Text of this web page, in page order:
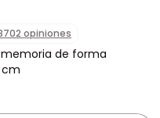
opiniones
de forma
cm